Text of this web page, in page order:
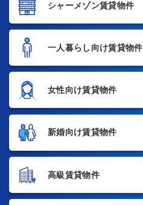
シャーメゾン賃貸物件
一人暮らし向け賃貸物件
女性向け賃貸物件
新婚向け賃貸物件
高級賃貸物件